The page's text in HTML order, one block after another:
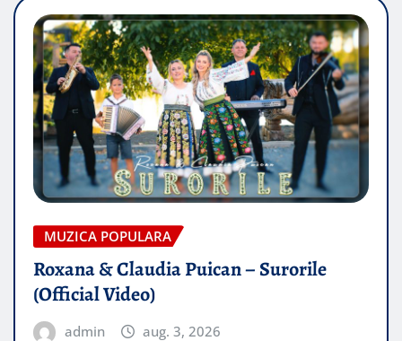
MUZICA POPULARA
Roxana & Claudia Puican – Surorile
(Official Video)
admin aug. 3, 2026